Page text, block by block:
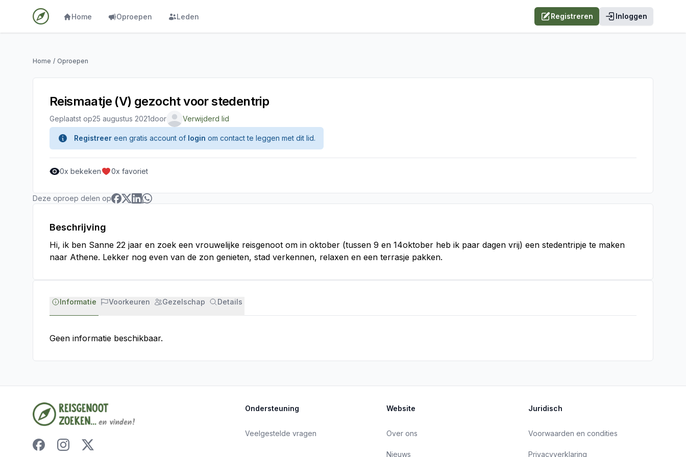
Home Oproepen Leden Registreren Inloggen
Home / Oproepen
Reismaatje (V) gezocht voor stedentrip
Geplaatst op25 augustus 2021door Verwijderd lid
Registreer een gratis account of login om contact te leggen met dit lid.
0x bekeken 0x favoriet
Deze oproep delen op
Beschrijving
Hi, ik ben Sanne 22 jaar en zoek een vrouwelijke reisgenoot om in oktober (tussen 9 en 14oktober heb ik paar dagen vrij) een stedentripje te maken
naar Athene. Lekker nog even van de zon genieten, stad verkennen, relaxen en een terrasje pakken.
Informatie Voorkeuren Gezelschap Details
Geen informatie beschikbaar.
Ondersteuning
Veelgestelde vragen
Website
Over ons
Nieuws
Juridisch
Voorwaarden en condities
Privacyverklaring